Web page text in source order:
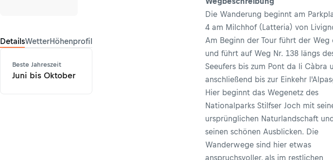
DetailsWetterHöhenprofil
Beste Jahreszeit
Juni bis Oktober
Die Wanderung beginnt am
4 am Milchhof (Latteria) von
Am Beginn der Tour führt der Weg
und führt auf Weg Nr. 138 längs
Seeufers bis zum Pont da li Càbra
anschließend bis zur Einkehr
Hier beginnt das Wegenetz des
Nationalparks Stilfser Joch mit
ursprünglichen Naturlandschaft
seinen schönen Ausblicken. Die
Wanderwege sind hier etwas
anspruchsvoller, als im restlichen